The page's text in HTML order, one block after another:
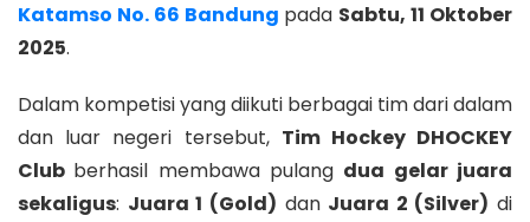
Katamso No. 66 Bandung pada Sabtu, 11 Oktober
2025.
Dalam kompetisi yang diikuti berbagai tim dari dalam
dan luar negeri tersebut, Tim Hockey DHOCKEY
Club berhasil membawa pulang dua gelar juara
sekaligus: Juara 1 (Gold) dan Juara 2 (Silver) di